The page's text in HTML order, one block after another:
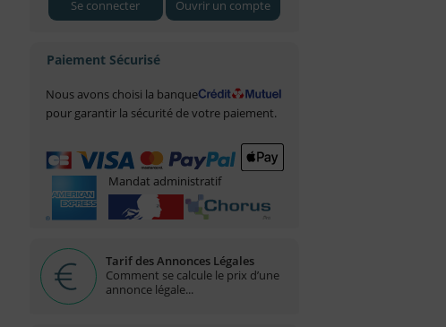
Se connecter Ouvrir un compte
Paiement Sécurisé
Nous avons choisi la banque
pour garantir la sécurité de votre paiement.
Mandat administratif
Tarif des Annonces Légales
Comment se calcule le prix d’une
annonce légale...